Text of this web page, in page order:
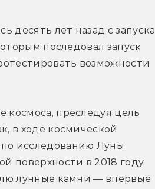
десять лет назад с запуска
последовал запуск
возможности
космоса, преследуя цель
в ходе космической
исследованию Луны
поверхности в 2018 году.
лунные камни — впервые